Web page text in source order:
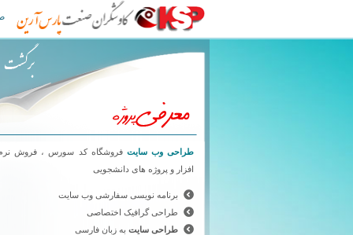
طراحی سایت کاوشگران صنعت پارس آرین
طراحی وب سایت فروشگاه کد سورس ، فروش
افزار و پروژه های دانشجویی
برنامه نویسی سفارشی وب سایت
طراحی گرافیک اختصاصی
طراحی سایت به زبان فارسی